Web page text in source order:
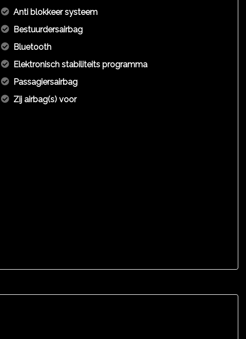
Anti blokkeer systeem
Bestuurdersairbag
Bluetooth
Elektronisch stabiliteits programma
Passagiersairbag
Zij airbag(s) voor